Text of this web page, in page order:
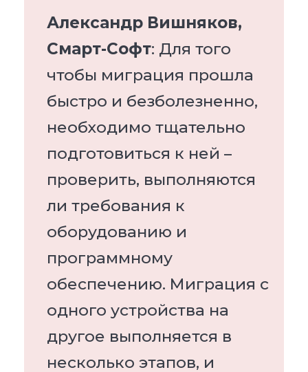
Александр Вишняков,
Смарт-Софт: Для того
чтобы миграция прошла
быстро и безболезненно,
необходимо тщательно
подготовиться к ней –
проверить, выполняются
ли требования к
оборудованию и
программному
обеспечению. Миграция с
одного устройства на
другое выполняется в
несколько этапов, и